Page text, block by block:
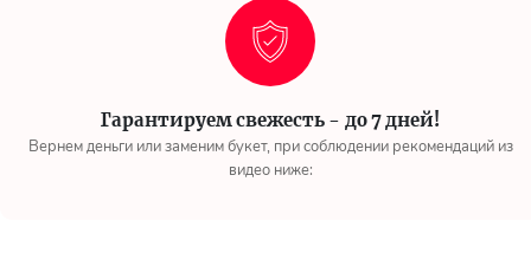
Гарантируем свежесть - до 7 дней!
Вернем деньги или заменим букет, при соблюдении рекомендаций из
видео ниже: